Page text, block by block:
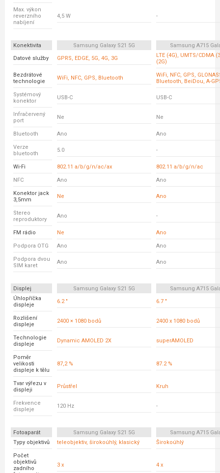
Max. výkon
reverzního
nabíjení
4,5 W -
Konektivita Samsung Galaxy S21 5G
Samsung A715
Datové služby
GPRS, EDGE, 5G, 4G, 3G
LTE (4G), UMTS/CDMA
(2G)
Bezdrátové
technologie
WiFi, NFC, GPS, Bluetooth
WiFi, NFC, GPS,
Bluetooth, BeiDou, A-
Systémový
konektor
USB-C USB-C
Infračervený
port
Ne Ne
Bluetooth Ano Ano
Verze
bluetooth
5.0 -
Wi-Fi 802.11 a/b/g/n/ac/ax 802.11 a/b/g/n/ac
NFC Ano Ano
Konektor jack
3,5mm
Ne Ano
Stereo
reproduktory
Ano -
FM rádio Ne Ano
Podpora OTG Ano Ano
Podpora dvou
SIM karet
Ano Ano
Displej Samsung Galaxy S21 5G
Samsung A715
Úhlopříčka
displeje
6.2 " 6.7 "
Rozlišení
displeje
2400 × 1080 bodů 2400 x 1080 bodů
Technologie
displeje
Dynamic AMOLED 2X superAMOLED
Poměr
velikosti
displeje k tělu
87,2 % 87.2 %
Tvar výřezu v
displeji
Průstřel Kruh
Frekvence
displeje
120 Hz -
Fotoaparát Samsung Galaxy S21 5G
Samsung A715
Typy objektivů
teleobjektiv, širokoúhlý, klasický Širokoúhlý
Počet
objektivů
zadního
3 x 4 x